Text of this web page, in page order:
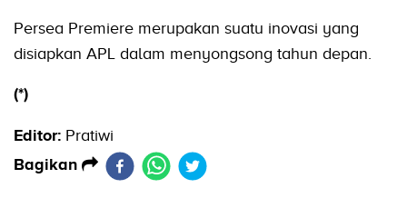
Persea Premiere merupakan suatu inovasi yang
disiapkan APL dalam menyongsong tahun depan.
(*)
Editor: Pratiwi
Bagikan